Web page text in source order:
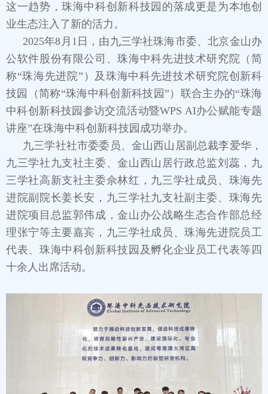
这一趋势，珠海中科创新科技园的落成更是为本地创
业生态注入了新的活力。
2025年8月1日，由九三学社珠海市委、北京金山办
公软件股份有限公司、珠海中科先进技术研究院（简
称“珠海先进院”）及珠海中科先进技术研究院创新科
技园（简称“珠海中科创新科技园”）联合主办的“珠海
中科创新科技园参访交流活动暨WPS AI办公赋能专题
讲座”在珠海中科创新科技园成功举办。
九三学社社市委委员、金山西山居副总裁李爱华，
九三学社九支社主委、金山西山居行政总监刘蕊，九
三学社高新支社主委佘林红，九三学社成员、珠海先
进院副院长姜长安，九三学社九支社副主委、珠海先
进院项目总监郭伟成，金山办公战略生态合作部总经
理张宁等主要嘉宾，九三学社成员、珠海先进院员工
代表、珠海中科创新科技园及孵化企业员工代表等四
十余人出席活动。